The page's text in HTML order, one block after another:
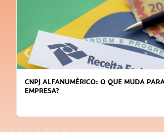
JÁ TEM DICAS PARA OBTER CRÉDITO